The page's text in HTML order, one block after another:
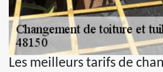
Les meilleurs tarifs de